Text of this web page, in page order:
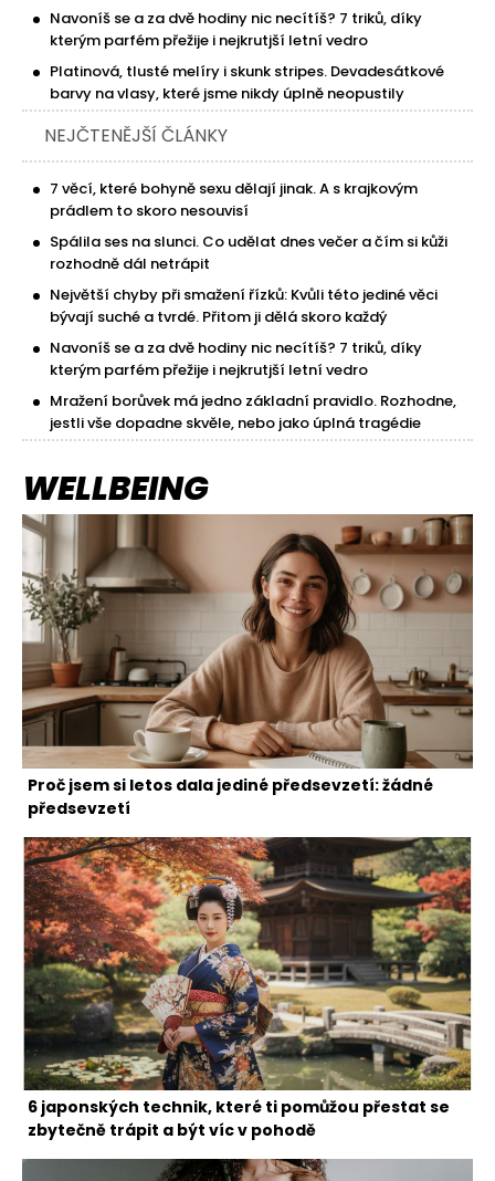
Navoníš se a za dvě hodiny nic necítíš? 7 triků, díky
kterým parfém přežije i nejkrutjší letní vedro
Platinová, tlusté melíry i skunk stripes. Devadesátkové
barvy na vlasy, které jsme nikdy úplně neopustily
NEJČTENĚJŠÍ ČLÁNKY
7 věcí, které bohyně sexu dělají jinak. A s krajkovým
prádlem to skoro nesouvisí
Spálila ses na slunci. Co udělat dnes večer a čím si kůži
rozhodně dál netrápit
Největší chyby při smažení řízků: Kvůli této jediné věci
bývají suché a tvrdé. Přitom ji dělá skoro každý
Navoníš se a za dvě hodiny nic necítíš? 7 triků, díky
kterým parfém přežije i nejkrutjší letní vedro
Mražení borůvek má jedno základní pravidlo. Rozhodne,
jestli vše dopadne skvěle, nebo jako úplná tragédie
WELLBEING
Proč jsem si letos dala jediné předsevzetí: žádné
předsevzetí
6 japonských technik, které ti pomůžou přestat se
zbytečně trápit a být víc v pohodě